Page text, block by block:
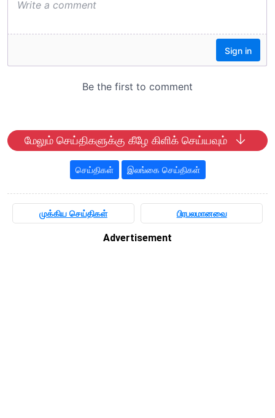
மேலும் செய்திகளுக்கு கீழே கிளிக் செய்யவும்
செய்திகள் இலங்கை செய்திகள்
முக்கிய செய்திகள் பிரபலமானவை
Advertisement